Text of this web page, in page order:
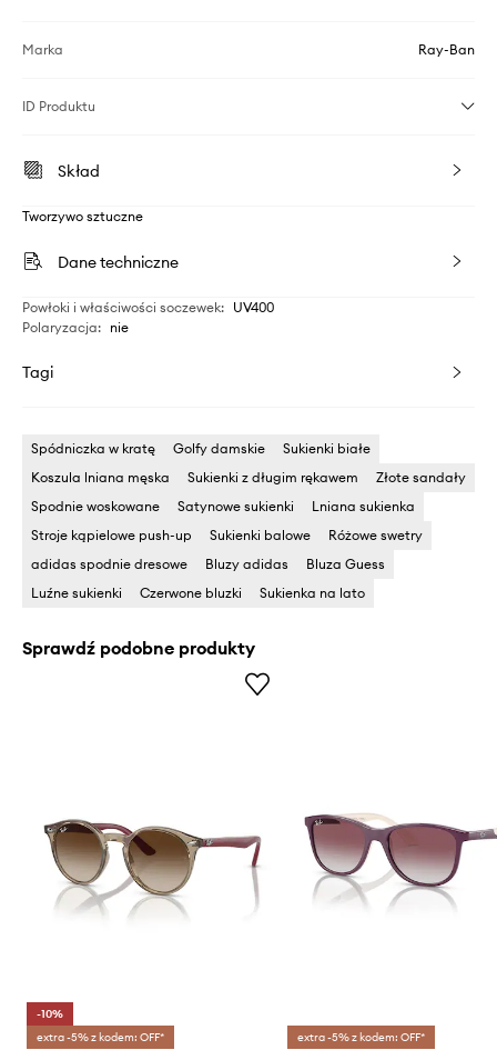
Marka Ray-Ban
ID Produktu
Skład
Tworzywo sztuczne
Dane techniczne
Powłoki i właściwości soczewek: UV400
Polaryzacja: nie
Tagi
Spódniczka w kratę Golfy damskie
Sukienki białe
Koszula lniana męska
Sukienki z długim rękawem
Złote sandały
Spodnie woskowane
Satynowe sukienki
Lniana sukienka
Stroje kąpielowe push-up
Sukienki balowe
Różowe swetry
adidas spodnie dresowe
Bluzy adidas
Bluza Guess
Luźne sukienki
Czerwone bluzki Sukienka na lato
Sprawdź podobne produkty
-10%
extra -5% z kodem: OFF*
extra -5% z kodem: OFF*